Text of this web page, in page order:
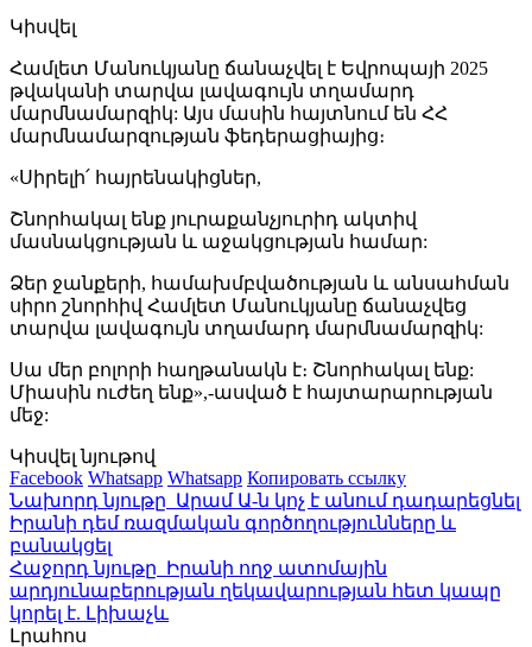
Կիսվել
Համլետ Մանուկյանը ճանաչվել է Եվրոպայի 2025
թվականի տարվա լավագույն տղամարդ
մարմնամարզիկ: Այս մասին հայտնում են ՀՀ
մարմնամարզության ֆեդերացիայից։
«Սիրելի՛ հայրենակիցներ,
Շնորհակալ ենք յուրաքանչյուրիդ ակտիվ
մասնակցության և աջակցության համար:
Ձեր ջանքերի, համախմբվածության և անսահման
սիրո շնորհիվ Համլետ Մանուկյանը ճանաչվեց
տարվա լավագույն տղամարդ մարմնամարզիկ:
Սա մեր բոլորի հաղթանակն է։ Շնորհակալ ենք:
Միասին ուժեղ ենք»,-ասված է հայտարարության
մեջ:
Կիսվել նյութով
Facebook Whatsapp Whatsapp Копировать ссылку
Նախորդ նյութը Արամ Ա-ն կոչ է անում դադարեցնել
Իրանի դեմ ռազմական գործողությունները և
բանակցել
Հաջորդ նյութը Իրանի ողջ ատոմային
արդյունաբերության ղեկավարության հետ կապը
կորել է. Լիխաչև
Լրահոս